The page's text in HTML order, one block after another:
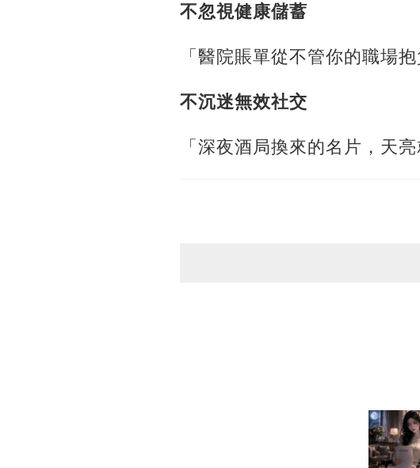
不忽視健康儲蓄
「醫院賬單從不管你的職場抱
不沉迷無效社交
「深夜酒局換來的名片，天亮